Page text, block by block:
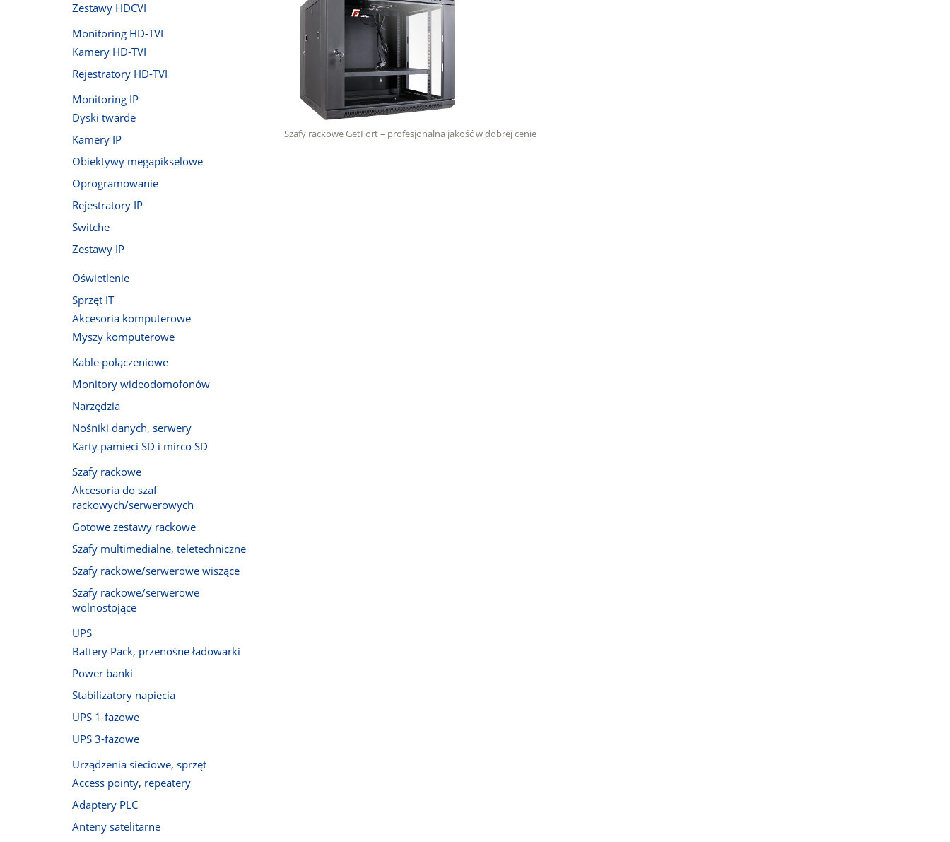
Szafy rackowe GetFort – profesjonalna jakość w dobrej cenie
Zestawy HDCVI
Monitoring HD-TVI
Kamery HD-TVI
Rejestratory HD-TVI
Monitoring IP
Dyski twarde
Kamery IP
Obiektywy megapikselowe
Oprogramowanie
Rejestratory IP
Switche
Zestawy IP
Oświetlenie
Sprzęt IT
Akcesoria komputerowe
Myszy komputerowe
Kable połączeniowe
Monitory wideodomofonów
Narzędzia
Nośniki danych, serwery
Karty pamięci SD i mirco SD
Szafy rackowe
Akcesoria do szaf
rackowych/serwerowych
Gotowe zestawy rackowe
Szafy multimedialne, teletechniczne
Szafy rackowe/serwerowe wiszące
Szafy rackowe/serwerowe
wolnostojące
UPS
Battery Pack, przenośne ładowarki
Power banki
Stabilizatory napięcia
UPS 1-fazowe
UPS 3-fazowe
Urządzenia sieciowe, sprzęt
Access pointy, repeatery
Adaptery PLC
Anteny satelitarne